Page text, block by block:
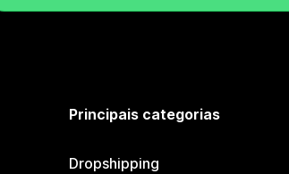
Principais categorias
Dropshipping